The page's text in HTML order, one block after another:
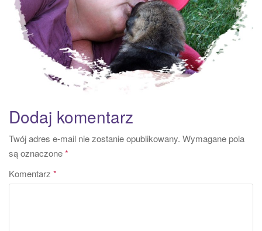
n
Dodaj komentarz
Twój adres e-mail nie zostanie opublikowany. Wymagane pola
są oznaczone*
Komentarz *